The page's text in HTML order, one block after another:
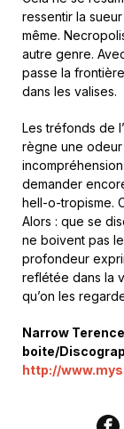
ressentir la
même.
autre genre.
passe la
dans les valises.
Les tréfonds de
règne une
demander
hell-o-tropisme.
Alors : que se
ne boivent pas
profondeur
reflétée dans la
qu’on les
Narrow
boite/
http://